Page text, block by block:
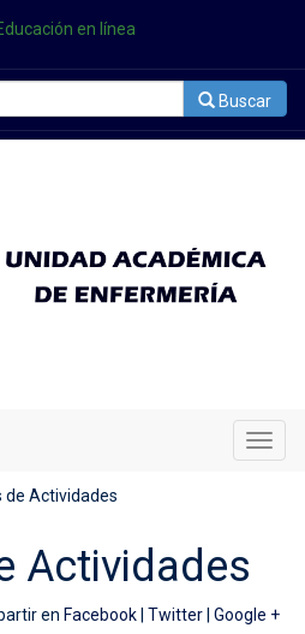
en línea
Buscar
de Actividades
Actividades
en Facebook Twitter Google +